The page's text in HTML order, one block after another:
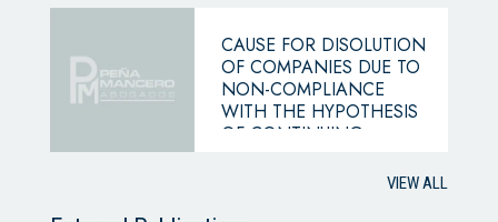
CAUSE FOR DISOLUTION
OF COMPANIES DUE TO
NON-COMPLIANCE
WITH THE HYPOTHESIS
OF CONTINUING
VIEW ALL